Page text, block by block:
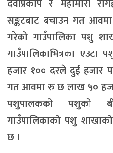
दैवीप्रकोप र महामारी
सङ्कटबाट बचाउन गत
गरेको गाउँपालिका पशु
गाउँपालिकाभित्रका एउटा
हजार १०० दरले दुई हजार
गत आवमा रु छ लाख ५०
पशुपालकको पशुको
गाउँपालिकाको पशु
छ ।